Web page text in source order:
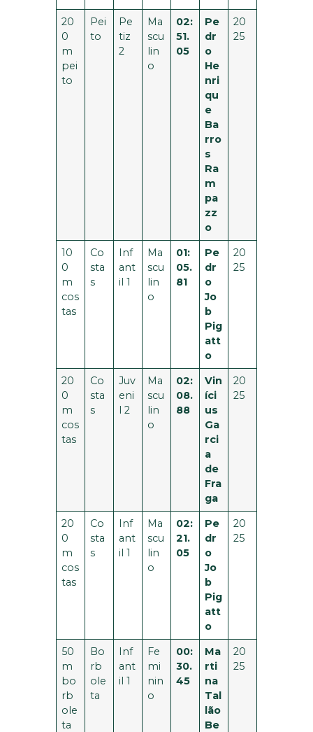
20
0
m
pei
to
Pei
to
Pe
tiz
2
Ma
scu
lin
o
02:
51.
05
Pe
dr
o
He
nri
qu
e
Ba
rro
s
Ra
m
pa
zz
o
20
25
10
0
m
cos
tas
Co
sta
s
Inf
ant
il 1
Ma
scu
lin
o
01:
05.
81
Pe
dr
o
Jo
b
Pig
att
o
20
25
20
0
m
cos
tas
Co
sta
s
Juv
eni
l 2
Ma
scu
lin
o
02:
08.
88
Vin
íci
us
Ga
rci
a
de
Fra
ga
20
25
20
0
m
cos
tas
Co
sta
s
Inf
ant
il 1
Ma
scu
lin
o
02:
21.
05
Pe
dr
o
Jo
b
Pig
att
o
20
25
50
m
bo
rb
ole
ta
Bo
rb
ole
ta
Inf
ant
il 1
Fe
mi
nin
o
00:
30.
45
Ma
rti
na
Tal
lão
Be
20
25